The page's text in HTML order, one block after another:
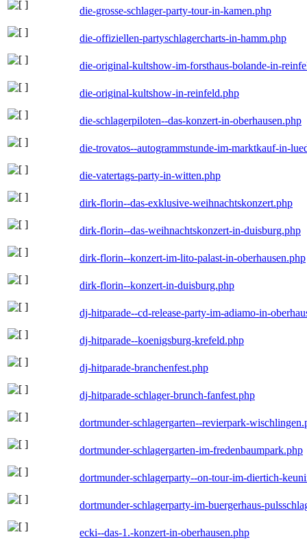
die-grosse-schlager-party-tour-in-kamen.php
die-offiziellen-partyschlagercharts-in-hamm.php
die-original-kultshow-im-forsthaus-bolande-in-
die-original-kultshow-in-reinfeld.php
die-schlagerpiloten--das-konzert-in-oberhausen.php
die-trovatos--autogrammstunde-im-marktkauf-in-
die-vatertags-party-in-witten.php
dirk-florin--das-exklusive-weihnachtskonzert.php
dirk-florin--das-weihnachtskonzert-in-duisburg.php
dirk-florin--konzert-im-lito-palast-in-oberhausen.php
dirk-florin--konzert-in-duisburg.php
dj-hitparade--cd-release-party-im-adiamo-in-
dj-hitparade--koenigsburg-krefeld.php
dj-hitparade-branchenfest.php
dj-hitparade-schlager-brunch-fanfest.php
dortmunder-schlagergarten--revierpark-
dortmunder-schlagergarten-im-fredenbaumpark.php
dortmunder-schlagerparty--on-tour-im-diertich-
dortmunder-schlagerparty-im-buergerhaus-
ecki--das-1.-konzert-in-oberhausen.php